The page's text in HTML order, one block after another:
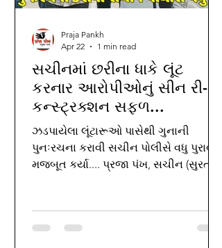
સચીનમાં છરીના ધાકે લૂંટ
કરનાર આરોપીઓનું સીન રી-
કન્સ્ટ્રક્શન સફળ...
ઝડપાયેલા લૂંટારૂઓ પાસેથી ગુનાની
પુનઃરચના કરાવી સચીન પોલીસે વધુ પુરાવા
મજબૂત કર્યા.... પ્રજા પંખ, સચીન (સુરત):
સંબંધિત ગુનાઓને કાબૂમાં રાખવા ઉચ્ચ
પોલીસ અધિકારીઓની સૂચનાઓ મુજબ
Praja Pankh
Apr 22
1 min read